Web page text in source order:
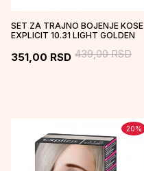
SET ZA TRAJNO BOJENJE KOSE
EXPLICIT 10.31 LIGHT GOLDEN
351,00 RSD 439,00RSD
20%